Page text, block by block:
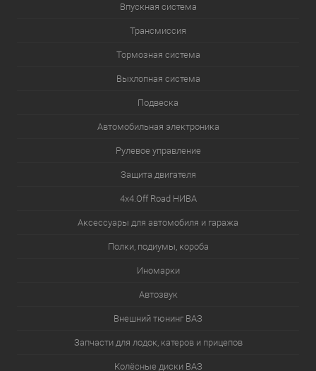
Впускная система
Трансмиссия
Тормозная система
Выхлопная система
Подвеска
Автомобильная электроника
Рулевое управление
Защита двигателя
4х4.Off Road НИВА
Аксессуары для автомобиля и гаража
Полки, подиумы, короба
Иномарки
Автозвук
Внешний тюнинг ВАЗ
Запчасти для лодок, катеров и прицепов
Колёсные диски ВАЗ